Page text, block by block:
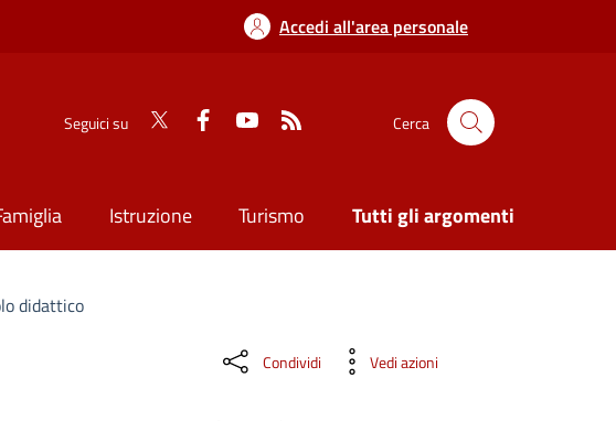
Accedi all'area personale
Seguici su Cerca
Istruzione Turismo Tutti gli argomenti
didattico
Condividi Vedi azioni